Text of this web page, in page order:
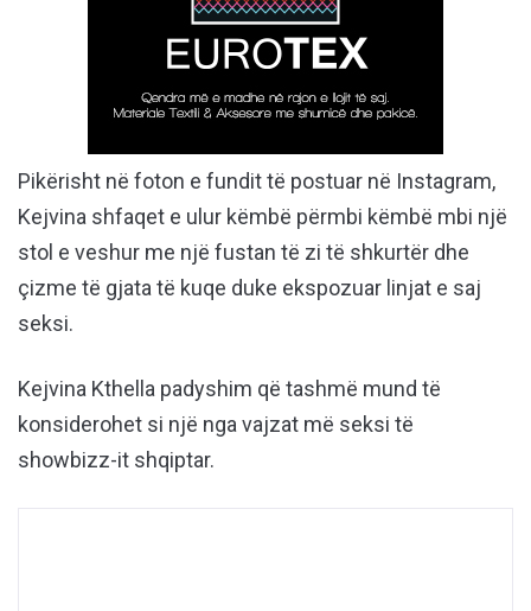
Pikërisht në foton e fundit të postuar në Instagram,
Kejvina shfaqet e ulur këmbë përmbi këmbë mbi një
stol e veshur me një fustan të zi të shkurtër dhe
çizme të gjata të kuqe duke ekspozuar linjat e saj
seksi.
Kejvina Kthella padyshim që tashmë mund të
konsiderohet si një nga vajzat më seksi të
showbizz-it shqiptar.